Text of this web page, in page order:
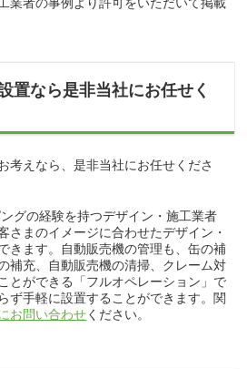
置なら是非当社にお任せく
考えなら、是非当社にお任せくださ
グの経験を持つデザイン・施工業者
さまのイメージに合わせたデザイン・
きます。自動販売機の管理も、缶の補
補充、自動販売機の清掃、クレーム対
とができる「フルオペレーション」で
ず手軽に設置することができます。関
お問い合わせください。